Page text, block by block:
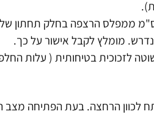
גבי זכוכית הנמצא בגובה פחות מ-80 ס"מ ממפלס
מומלץ לקבל אישור על כך.
( עלות החלפה כ 250 ש"ח /מ"ר של
לכוון הרחצה. בעת הפתיחה מצב